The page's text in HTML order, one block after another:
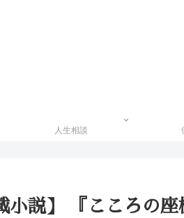
人生相談
小説】 『こころの